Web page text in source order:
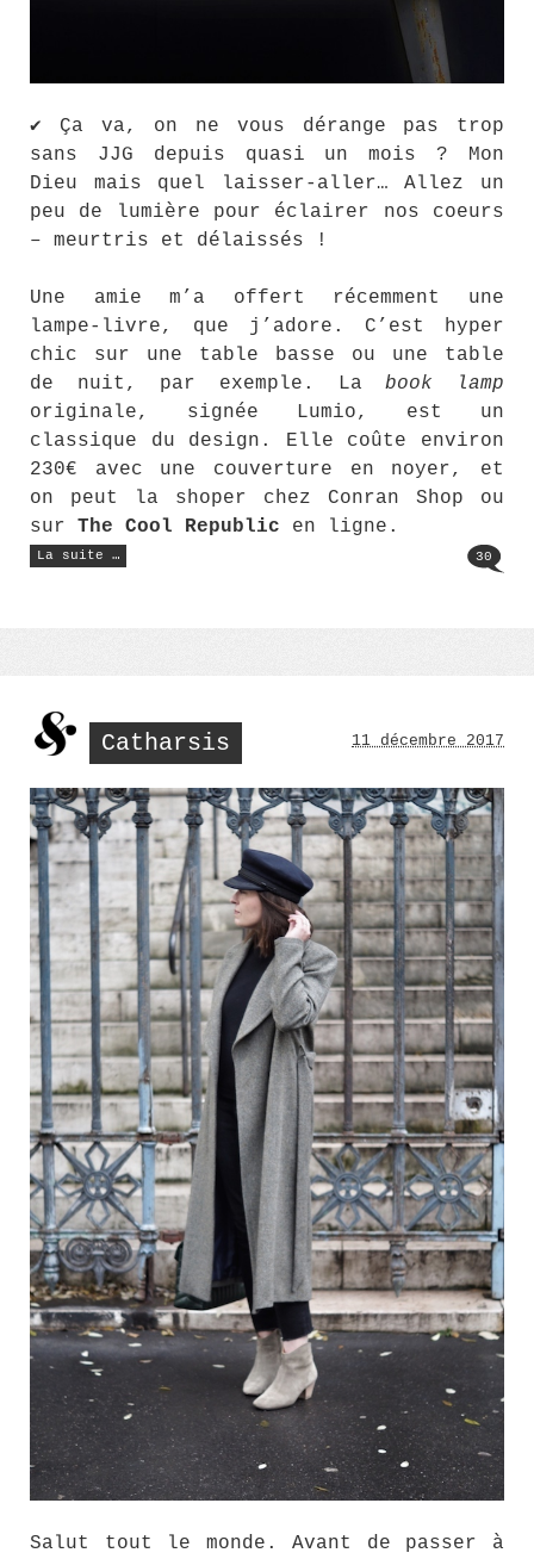
✔ Ça va, on ne vous dérange pas trop
sans JJG depuis quasi un mois ? Mon
Dieu mais quel laisser-aller… Allez un
peu de lumière pour éclairer nos coeurs
– meurtris et délaissés !
Une amie m’a offert récemment une
lampe-livre, que j’adore. C’est hyper
chic sur une table basse ou une table
de nuit, par exemple. Labook lamp
originale, signée Lumio, est un
classique du design. Elle coûte environ
230€ avec une couverture en noyer, et
on peut la shoper chez Conran Shop ou
sur The Cool Republic en ligne.
La suite …
« Le
Jean-
30
Catharsis 11 décembre 2017
Salut tout le monde. Avant de passer à